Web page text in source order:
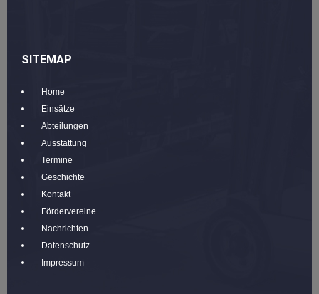
SITEMAP
Home
Einsätze
Abteilungen
Ausstattung
Termine
Geschichte
Kontakt
Fördervereine
Nachrichten
Datenschutz
Impressum